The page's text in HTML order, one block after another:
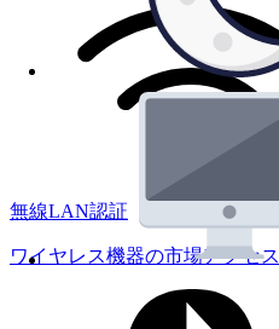
無線LAN認証
ワイヤレス機器の市場アクセス